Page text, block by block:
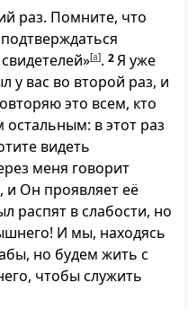
раз. Помните, что
[a]. 2Я уже
у вас во второй раз, и
это всем, кто
в этот раз
видеть
меня говорит
и Он проявляет её
распят в слабости, но
И мы, находясь
но будем жить с
чтобы служить